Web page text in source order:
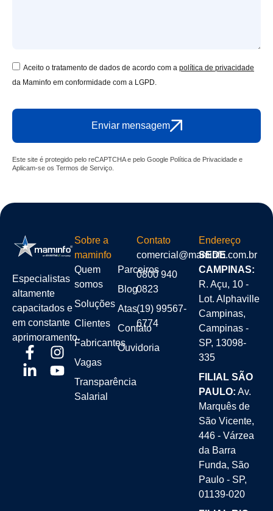
Aceito o tratamento de dados de acordo com a política de privacidade
da Maminfo em conformidade com a LGPD.
Este site é protegido pelo reCAPTCHA e pelo Google Política de Privacidade e
Aplicam-se os Termos de Serviço
Enviar mensagem
Especialistas
altamente
capacitados e
em constante
aprimoramento.
Sobre a
maminfo
Quem
somos
Soluções
Clientes
Fabricantes
Vagas
Transparência
Salarial
Parceiros
Blog
Atas
Contato
Ouvidoria
Contato
comercial@maminfo.com.br
0800 940
0823
(19) 99567-
6774
Endereço
SEDE
CAMPINAS:
R. Açu, 10 -
Lot. Alphaville
Campinas,
Campinas -
SP, 13098-
335
FILIAL SÃO
PAULO: Av.
Marquês de
São Vicente,
446 - Várzea
da Barra
Funda, São
Paulo - SP,
01139-020